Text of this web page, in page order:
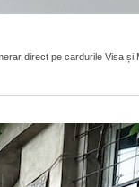
direct pe cardurile Visa